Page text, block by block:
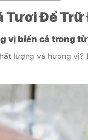
Tươi Để
vị biển cả trong
lượng và hương